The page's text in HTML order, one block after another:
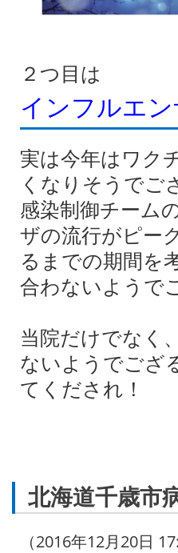
２つ目は
インフルエ
実は今年はワク
くなりそうでご
感染制御チーム
ザの流行がピー
るまでの期間を
合わないようで
当院だけでなく
ないようでござ
てくだされ！
北海道千歳市
（2016年12月20日